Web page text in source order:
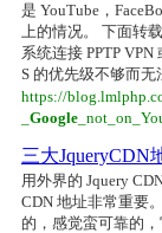
是 YouTube，
上的情况。 下面转
系统连接 PPTP
S 的优先级不够而无
https://
Google
三大JqueryCDN
用外界的 Jquery
CDN 地址非常重要
的，感觉蛮可靠的